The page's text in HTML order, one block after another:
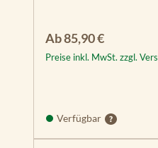
Regulärer Preis:
Ab85,90 €
Preise inkl. MwSt. zzgl.
Verfügbar